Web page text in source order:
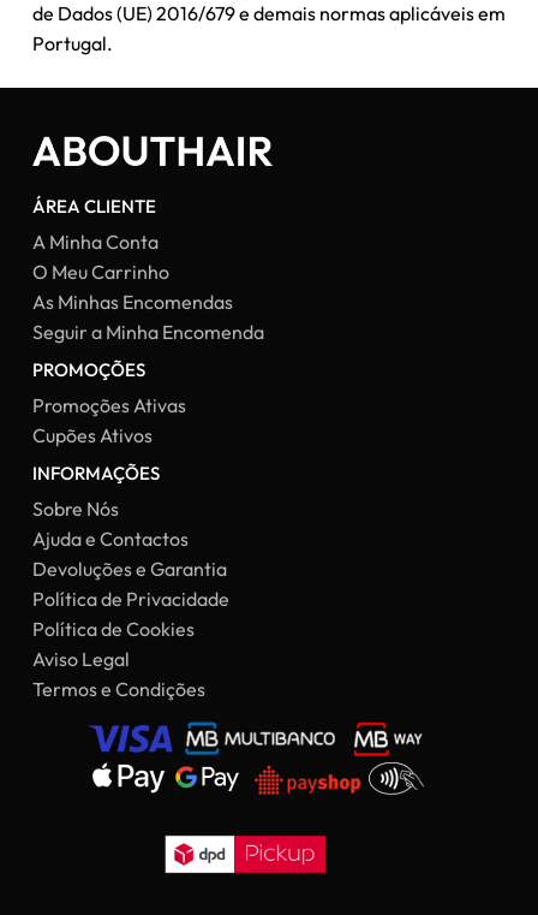
de Dados (UE) 2016/679 e demais normas aplicáveis em
Portugal.
ÁREA CLIENTE
A Minha Conta
O Meu Carrinho
As Minhas Encomendas
Seguir a Minha Encomenda
PROMOÇÕES
Promoções Ativas
Cupões Ativos
INFORMAÇÕES
Sobre Nós
Ajuda e Contactos
Devoluções e Garantia
Política de Privacidade
Política de Cookies
Aviso Legal
Termos e Condições